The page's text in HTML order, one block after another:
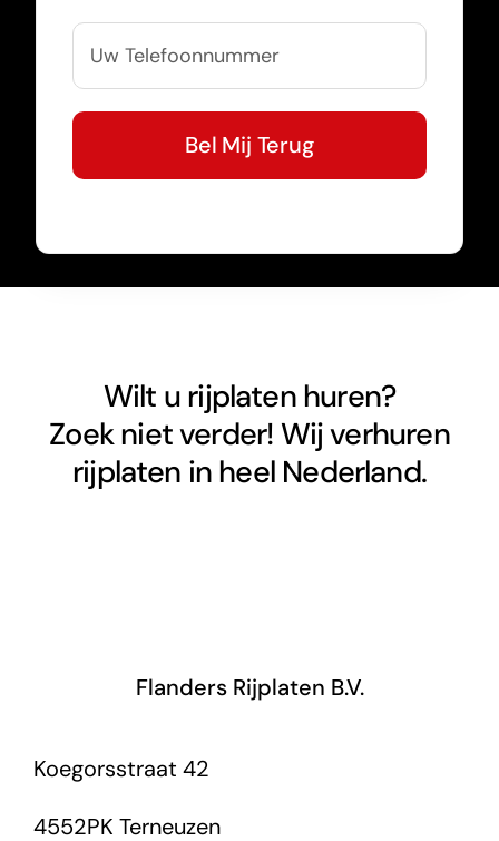
Wilt u rijplaten huren?
Zoek niet verder! Wij verhuren
rijplaten in heel Nederland.
Flanders Rijplaten B.V.
Koegorsstraat 42
4552PK Terneuzen